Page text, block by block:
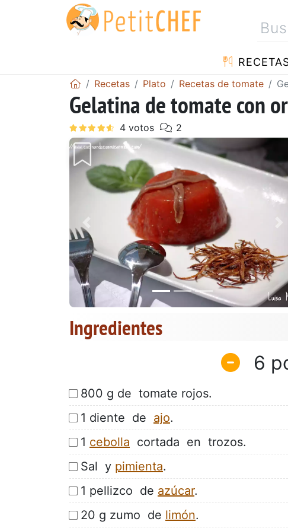
Recetas Plato Recetas de tomate
Gelatina de tomate con
Anterior
Ingredientes
6
800 g de tomate rojos.
1 diente de ajo.
1 cebolla cortada en trozos.
Sal y pimienta.
1 pellizco de azúcar.
20 g zumo de limón.